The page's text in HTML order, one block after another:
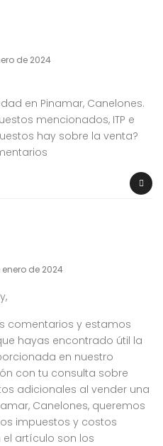
de 2024
en Pinamar, Canelones.
mencionados, ITP e
hay sobre la venta?
de 2024
comentarios y estamos
hayas encontrado útil la
en nuestro
con tu consulta sobre
adicionales al vender una
Canelones, queremos
impuestos y costos
artículo son los